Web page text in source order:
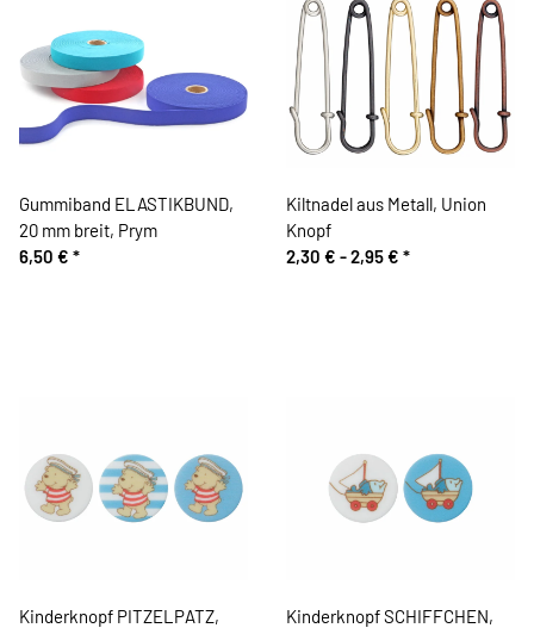
Gummiband ELASTIKBUND,
20 mm breit, Prym
6,50 € *
Kiltnadel aus Metall, Union
Knopf
2,30 € -2,95 € *
Kinderknopf PITZELPATZ,
Kinderknopf SCHIFFCHEN,